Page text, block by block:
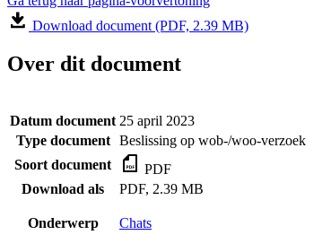
Download document (PDF, 2.39 MB)
Over dit document
Datum document 25 april 2023
Type document
Beslissing op wob-/woo-verzoek
Soort document
PDF
Download als
PDF, 2.39 MB
Onderwerp Chats